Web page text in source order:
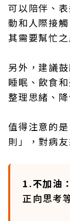
可以陪伴、
動和人際接
其需要幫忙之
另外，建議
睡眠、飲食
整理思緒、
值得注意的
則」，對病
1.不加油：
正向思考